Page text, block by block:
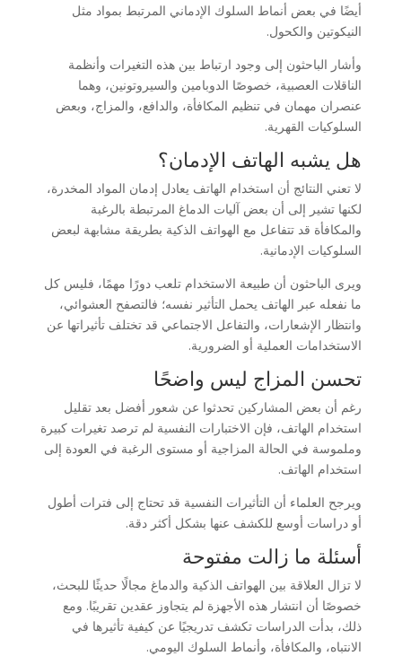
أيضًا في بعض أنماط السلوك الإدماني المرتبط بمواد مثل
النيكوتين والكحول.
وأشار الباحثون إلى وجود ارتباط بين هذه التغيرات وأنظمة
الناقلات العصبية، خصوصًا الدوبامين والسيروتونين، وهما
عنصران مهمان في تنظيم المكافأة، والدافع، والمزاج، وبعض
السلوكيات القهرية.
هل يشبه الهاتف الإدمان؟
لا تعني النتائج أن استخدام الهاتف يعادل إدمان المواد المخدرة،
لكنها تشير إلى أن بعض آليات الدماغ المرتبطة بالرغبة
والمكافأة قد تتفاعل مع الهواتف الذكية بطريقة مشابهة لبعض
السلوكيات الإدمانية.
ويرى الباحثون أن طبيعة الاستخدام تلعب دورًا مهمًا، فليس كل
ما نفعله عبر الهاتف يحمل التأثير نفسه؛ فالتصفح العشوائي،
وانتظار الإشعارات، والتفاعل الاجتماعي قد تختلف تأثيراتها عن
الاستخدامات العملية أو الضرورية.
تحسن المزاج ليس واضحًا
رغم أن بعض المشاركين تحدثوا عن شعور أفضل بعد تقليل
استخدام الهاتف، فإن الاختبارات النفسية لم ترصد تغيرات كبيرة
وملموسة في الحالة المزاجية أو مستوى الرغبة في العودة إلى
استخدام الهاتف.
ويرجح العلماء أن التأثيرات النفسية قد تحتاج إلى فترات أطول
أو دراسات أوسع للكشف عنها بشكل أكثر دقة.
أسئلة ما زالت مفتوحة
لا تزال العلاقة بين الهواتف الذكية والدماغ مجالًا حديثًا للبحث،
خصوصًا أن انتشار هذه الأجهزة لم يتجاوز عقدين تقريبًا. ومع
ذلك، بدأت الدراسات تكشف تدريجيًا عن كيفية تأثيرها في
الانتباه، والمكافأة، وأنماط السلوك اليومي.